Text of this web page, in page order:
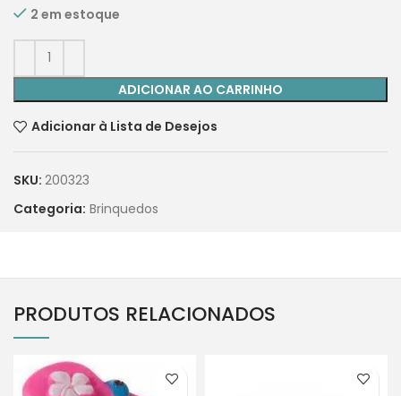
2 em estoque
ADICIONAR AO CARRINHO
Adicionar à Lista de Desejos
SKU: 200323
Categoria: Brinquedos
PRODUTOS RELACIONADOS